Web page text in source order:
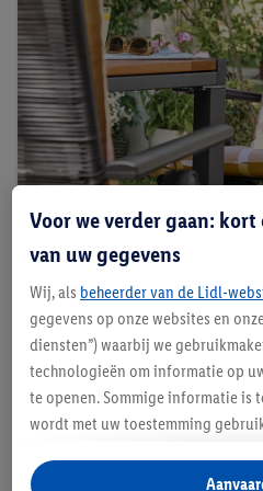
Zitkussens en
Ze zorgen niet alleen
maar geven je tuin ook
geldt: wat je mooi vindt,
natuurlijke nuances zoals
werken altijd.
Voor we verder gaan:
van uw gegevens
Wij, als beheerder van de Lidl-
gegevens op onze websites en
diensten”) waarbij we
technologieën om informatie op
te openen. Sommige informatie is
wordt met uw toestemming
reclame binnen en buiten de Lidl-